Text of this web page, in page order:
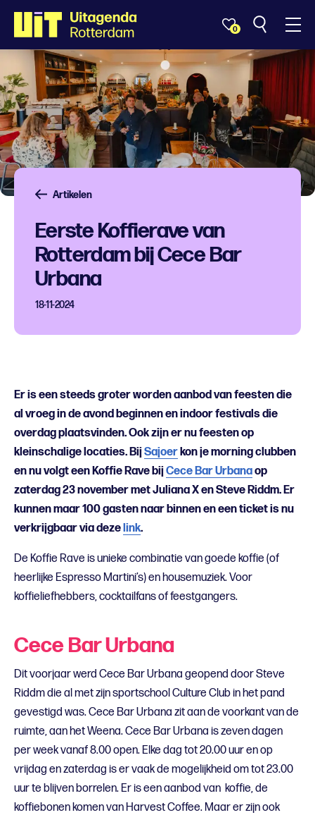
0
Artikelen
Eerste Koffierave van
Rotterdam bij Cece Bar
Urbana
18-11-2024
Er is een steeds groter worden aanbod van feesten die
al vroeg in de avond beginnen en indoor festivals die
overdag plaatsvinden. Ook zijn er nu feesten op
kleinschalige locaties. BijSajoerkon je morning clubben
en nu volgt een Koffie Rave bijCece Bar Urbanaop
zaterdag 23 november met Juliana X en Steve Riddm. Er
kunnen maar 100 gasten naar binnen en een ticket is nu
verkrijgbaar via dezelink.
De Koffie Rave is unieke combinatie van goede koffie (of
heerlijke Espresso Martini’s) en housemuziek. Voor
koffieliefhebbers, cocktailfans of feestgangers.
Cece Bar Urbana
Dit voorjaar werd Cece Bar Urbana geopend door Steve
Riddm die al met zijn sportschool Culture Club in het pand
gevestigd was. Cece Bar Urbana zit aan de voorkant van de
ruimte, aan het Weena. Cece Bar Urbana is zeven dagen
per week vanaf 8.00 open. Elke dag tot 20.00 uur en op
vrijdag en zaterdag is er vaak de mogelijkheid om tot 23.00
uur te blijven borrelen. Er is een aanbod van koffie, de
koffiebonen komen van Harvest Coffee. Maar er zijn ook